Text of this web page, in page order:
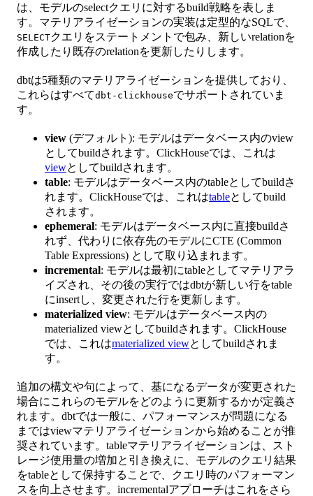
は、モデルのselectクエリに対するbuild戦略を表しま
す。マテリアライゼーションの実装は定型的なSQLで、
SELECTクエリをステートメントで包み、新しいrelationを
作成したり既存のrelationを更新したりします。
dbtは5種類のマテリアライゼーションを提供しており、
これらはすべてdbt-clickhouseでサポートされていま
す。
view (デフォルト): モデルはデータベース内のview
としてbuildされます。ClickHouseでは、これは
viewとしてbuildされます。
table: モデルはデータベース内のtableとしてbuildさ
れます。ClickHouseでは、これはtableとしてbuild
されます。
ephemeral: モデルはデータベース内に直接buildさ
れず、代わりに依存先のモデルにCTE (Common
Table Expressions) として取り込まれます。
incremental: モデルは最初にtableとしてマテリアラ
イズされ、その後の実行ではdbtが新しい行をtable
にinsertし、変更された行を更新します。
materialized view: モデルはデータベース内の
materialized viewとしてbuildされます。ClickHouse
では、これはmaterialized viewとしてbuildされま
す。
追加の構文や句によって、基になるデータが変更された
場合にこれらのモデルをどのように更新するかが定義さ
れます。dbtでは一般に、パフォーマンスが問題になる
まではviewマテリアライゼーションから始めることが推
奨されています。tableマテリアライゼーションは、スト
レージ使用量の増加と引き換えに、モデルのクエリ結果
をtableとして保持することで、クエリ時のパフォーマン
スを向上させます。incrementalアプローチはこれをさら